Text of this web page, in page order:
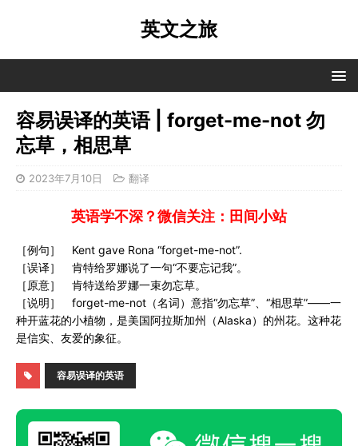
英文之旅
容易误译的英语 | forget-me-not 勿
忘草，相思草
2023年7月10日 翻译
英语学不深？微信关注：田间小站
［例句］ Kent gave Rona “forget-me-not”.
［误译］ 肯特给罗娜说了一句“不要忘记我”。
［原意］ 肯特送给罗娜一束勿忘草。
［说明］ forget-me-not（名词）意指“勿忘草”、“相思草”——一
种开蓝花的小植物，是美国阿拉斯加州（Alaska）的州花。这种花
是信实、友爱的象征。
容易误译的英语